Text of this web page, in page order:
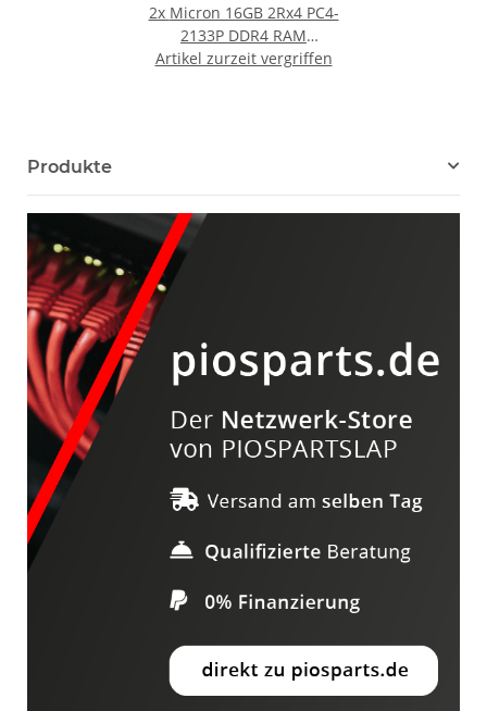
2x Micron 16GB 2Rx4 PC4-
2133P DDR4 RAM
MTA36ASF2G72PZ-2G1A2
Artikel zurzeit vergriffen
Produkte